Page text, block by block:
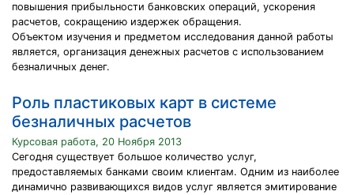
повышения прибыльности банковских операций, ускорения
расчетов, сокращению издержек обращения.
Объектом изучения и предметом исследования данной работы
является, организация денежных расчетов с использованием
безналичных денег.
Роль пластиковых карт в системе
безналичных расчетов
Курсовая работа, 20 Ноября 2013
Сегодня существует большое количество услуг,
предоставляемых банками своим клиентам. Одним из наиболее
динамично развивающихся видов услуг является эмитирование